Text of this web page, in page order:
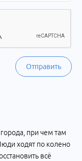
Отправить
при чем там
ходят по колено
всё